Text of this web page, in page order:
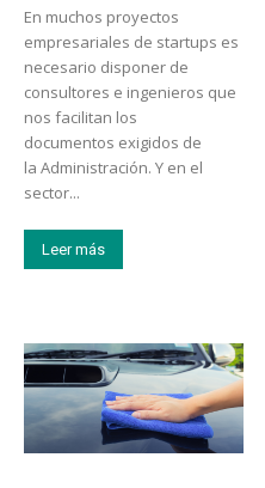
En muchos proyectos
empresariales de startups es
necesario disponer de
consultores e ingenieros que
nos facilitan los
documentos exigidos de
la Administración. Y en el
sector...
Leer más